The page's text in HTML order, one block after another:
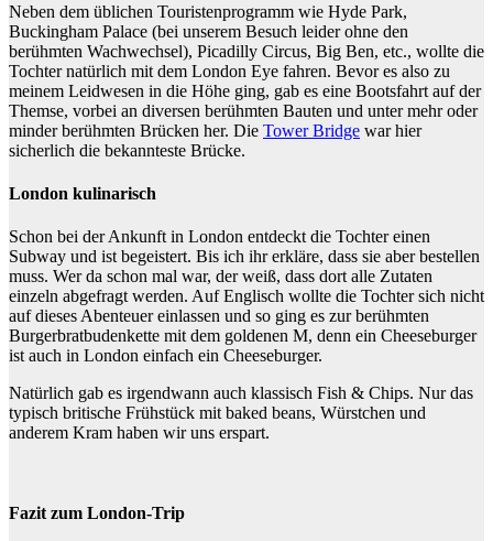
Neben dem üblichen Touristenprogramm wie Hyde Park,
Buckingham Palace (bei unserem Besuch leider ohne den
berühmten Wachwechsel), Picadilly Circus, Big Ben, etc., wollte die
Tochter natürlich mit dem London Eye fahren. Bevor es also zu
meinem Leidwesen in die Höhe ging, gab es eine Bootsfahrt auf der
Themse, vorbei an diversen berühmten Bauten und unter mehr oder
minder berühmten Brücken her. Die Tower Bridge war hier
sicherlich die bekannteste Brücke.
London kulinarisch
Schon bei der Ankunft in London entdeckt die Tochter einen
Subway und ist begeistert. Bis ich ihr erkläre, dass sie aber bestellen
muss. Wer da schon mal war, der weiß, dass dort alle Zutaten
einzeln abgefragt werden. Auf Englisch wollte die Tochter sich nicht
auf dieses Abenteuer einlassen und so ging es zur berühmten
Burgerbratbudenkette mit dem goldenen M, denn ein Cheeseburger
ist auch in London einfach ein Cheeseburger.
Natürlich gab es irgendwann auch klassisch Fish & Chips. Nur das
typisch britische Frühstück mit baked beans, Würstchen und
anderem Kram haben wir uns erspart.
Fazit zum London-Trip